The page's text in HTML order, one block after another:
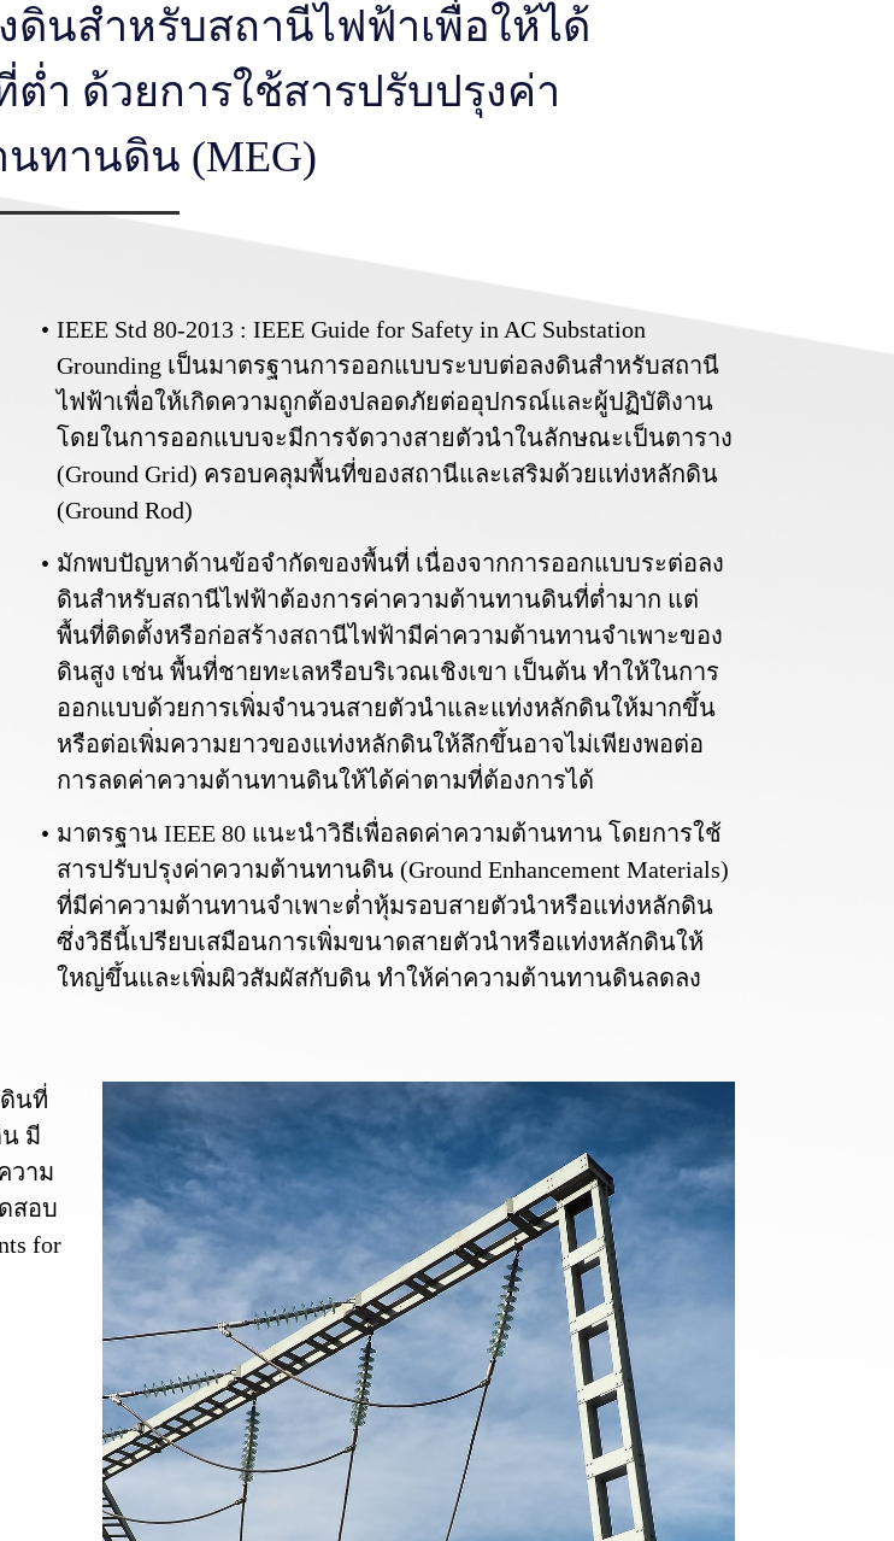
ดินสำหรับสถานีไฟฟ้าเพื่อให้ได้
ำ ด้วยการใช้สารปรับปรุงค่า
ทานดิน (MEG)
IEEE Std 80-2013 : IEEE Guide for Safety in AC Substation
Grounding เป็นมาตรฐานการออกแบบระบบต่อลงดินสำหรับสถานี
ไฟฟ้าเพื่อให้เกิดความถูกต้องปลอดภัยต่ออุปกรณ์และผู้ปฏิบัติงาน
โดยในการออกแบบจะมีการจัดวางสายตัวนำในลักษณะเป็นตาราง
(Ground Grid) ครอบคลุมพื้นที่ของสถานีและเสริมด้วยแท่งหลักดิน
(Ground Rod)
มักพบปัญหาด้านข้อจำกัดของพื้นที่ เนื่องจากการออกแบบระต่อลง
ดินสำหรับสถานีไฟฟ้าต้องการค่าความต้านทานดินที่ต่ำมาก แต่
พื้นที่ติดตั้งหรือก่อสร้างสถานีไฟฟ้ามีค่าความต้านทานจำเพาะของ
ดินสูง เช่น พื้นที่ชายทะเลหรือบริเวณเชิงเขา เป็นต้น ทำให้ในการ
ออกแบบด้วยการเพิ่มจำนวนสายตัวนำและแท่งหลักดินให้มากขึ้น
หรือต่อเพิ่มความยาวของแท่งหลักดินให้ลึกขึ้นอาจไม่เพียงพอต่อ
การลดค่าความต้านทานดินให้ได้ค่าตามที่ต้องการได้
มาตรฐาน IEEE 80 แนะนำวิธีเพื่อลดค่าความต้านทาน โดยการใช้
สารปรับปรุงค่าความต้านทานดิน (Ground Enhancement Materials)
ที่มีค่าความต้านทานจำเพาะต่ำหุ้มรอบสายตัวนำหรือแท่งหลักดิน
ซึ่งวิธีนี้เปรียบเสมือนการเพิ่มขนาดสายตัวนำหรือแท่งหลักดินให้
ใหญ่ขึ้นและเพิ่มผิวสัมผัสกับดิน ทำให้ค่าความต้านทานดินลดลง
นที่
มี
วาม
สอบ
for